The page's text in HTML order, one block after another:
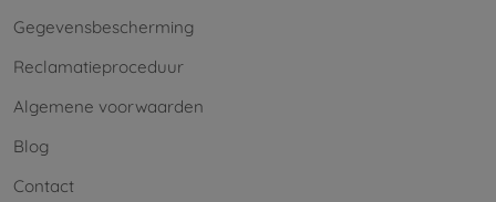
Gegevensbescherming
Reclamatieproceduur
Algemene voorwaarden
Blog
Contact